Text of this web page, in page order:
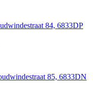
84, 6833DP
85, 6833DN